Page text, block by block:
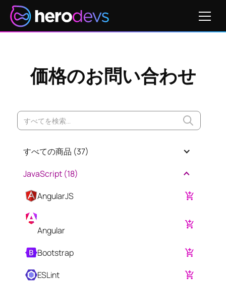
価格のお問い合わせ
すべての商品 (37)
JavaScript (18)
AngularJS
Angular
Bootstrap
ESLint